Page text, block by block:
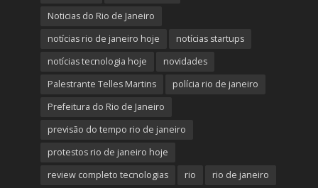
Noticias do Rio de Janeiro
notícias rio de janeiro hoje
notícias startups
notícias tecnologia hoje
novidades
Palestrante Telles Martins
polícia rio de janeiro
Prefeitura do Rio de Janeiro
previsão do tempo rio de janeiro
protestos rio de janeiro hoje
review completo tecnologias
rio
rio de janeiro